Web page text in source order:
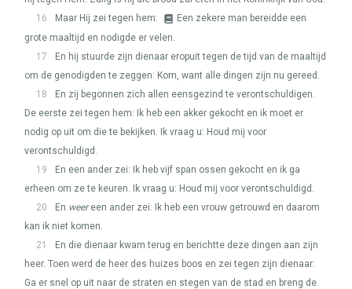
16
Maar Hij zei tegen hem:
Een zekere man bereidde een
grote maaltijd en nodigde er velen.
17
En hij stuurde zijn dienaar eropuit tegen de tijd van de maaltijd
om de genodigden te zeggen: Kom, want alle dingen zijn nu gereed.
18
En zij begonnen zich allen eensgezind te verontschuldigen.
De eerste zei tegen hem: Ik heb een akker gekocht en ik moet er
nodig op uit om die te bekijken. Ik vraag u: Houd mij voor
verontschuldigd.
19
En een ander zei: Ik heb vijf span ossen gekocht en ik ga
erheen om ze te keuren. Ik vraag u: Houd mij voor verontschuldigd.
20
En weereen ander zei: Ik heb een vrouw getrouwd en daarom
kan ik niet komen.
21
En die dienaar kwam terug en berichtte deze dingen aan zijn
heer. Toen werd de heer des huizes boos en zei tegen zijn dienaar:
Ga er snel op uit naar de straten en stegen van de stad en breng de